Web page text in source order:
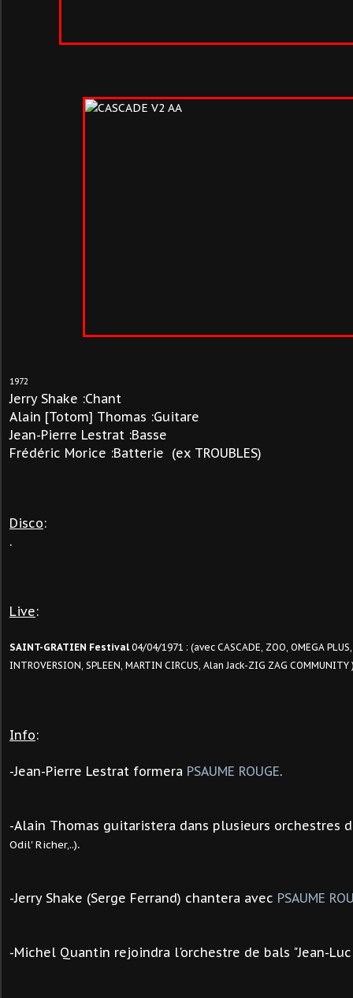
1972
Jerry Shake :Chant
Alain [Totom] Thomas :Guitare
Jean-Pierre Lestrat :Basse
Frédéric Morice :Batterie (ex TROUBLES)
Disco:
.
Live:
SAINT-GRATIEN Festival04/04/1971 : (avec CASCADE, ZOO, OMEGA
INTROVERSION, SPLEEN, MARTIN CIRCUS, Alan Jack-ZIG ZAG COMMUNITY
Info:
-Jean-Pierre Lestrat formera PSAUME ROUGE.
-Alain Thomas guitaristera dans plusieurs orchestres
Odil' Richer,..).
-Jerry Shake (Serge Ferrand) chantera avec PSAUME
-Michel Quantin rejoindra l'orchestre de bals "Jean-Luc